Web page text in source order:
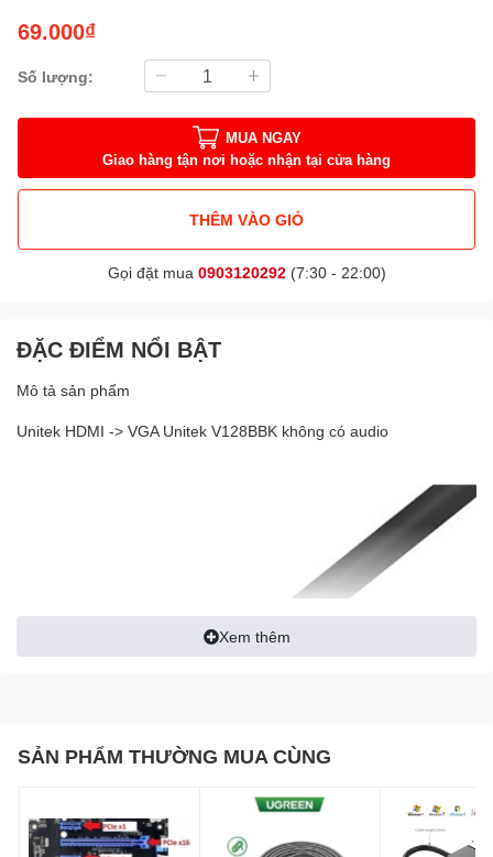
69.000₫
Số lượng:
MUA NGAY
Giao hàng tận nơi hoặc nhận tại cửa hàng
THÊM VÀO GIỎ
Gọi đặt mua 0903120292(7:30 - 22:00)
ĐẶC ĐIỂM NỔI BẬT
Mô tả sản phẩm
Unitek HDMI -> VGA Unitek V128BBK không có audio
Xem thêm
SẢN PHẨM THƯỜNG MUA CÙNG